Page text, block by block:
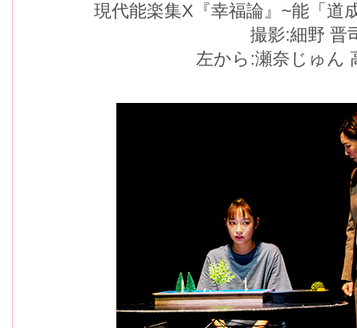
現代能楽集X『幸福論』~能「道
撮影:細野 晋
左から:瀬奈じゅん